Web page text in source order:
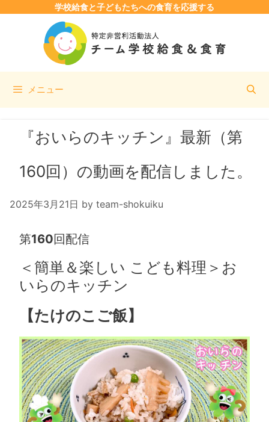
学校給食と子どもたちへの食育を応援する
ス
メニュー
『おいらのキッチン』最新（第
160回）の動画を配信しました。
2025年3月21日 by team-shokuiku
第160回配信
＜簡単＆楽しい こども料理＞お
いらのキッチン
【たけのこご飯】